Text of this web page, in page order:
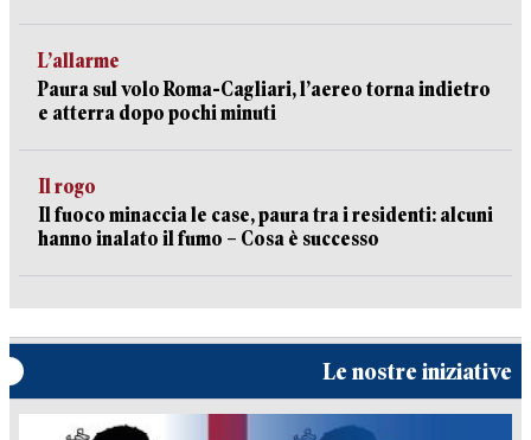
L’allarme
Paura sul volo Roma-Cagliari, l’aereo torna indietro
e atterra dopo pochi minuti
Il rogo
Il fuoco minaccia le case, paura tra i residenti: alcuni
hanno inalato il fumo – Cosa è successo
Le nostre iniziative